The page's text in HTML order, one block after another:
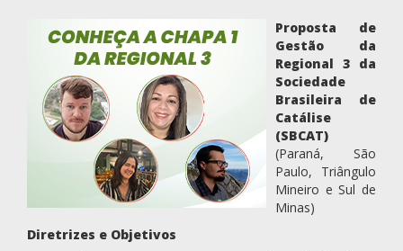
Proposta de
Gestão da
Regional 3 da
Sociedade
Brasileira de
Catálise
(SBCAT)
(Paraná, São
Paulo, Triângulo
Mineiro e Sul de
Minas)
Diretrizes e Objetivos